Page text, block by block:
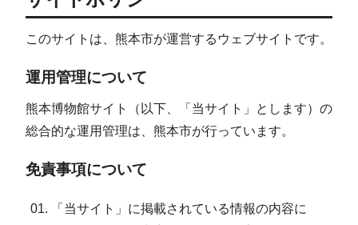
このサイトは、熊本市が運営するウェブサイトです。
運用管理について
熊本博物館サイト（以下、「当サイト」とします）の
総合的な運用管理は、熊本市が行っています。
免責事項について
「当サイト」に掲載されている情報の内容に